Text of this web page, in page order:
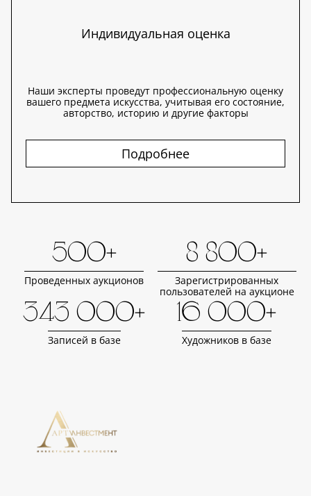
Индивидуальная оценка
Наши эксперты проведут профессиональную оценку
вашего предмета искусства, учитывая его состояние,
авторство, историю и другие факторы
Подробнее
500+
Проведенных аукционов
8 800+
Зарегистрированных
пользователей на аукционе
343 000+
Записей в базе
16 000+
Художников в базе